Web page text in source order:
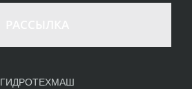
ГИДРОТЕХМАШ